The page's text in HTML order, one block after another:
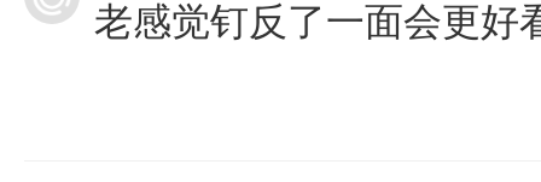
老感觉钉反了一面会更好